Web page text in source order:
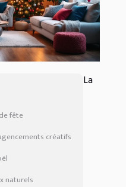
fête
créatifs
naturels
La